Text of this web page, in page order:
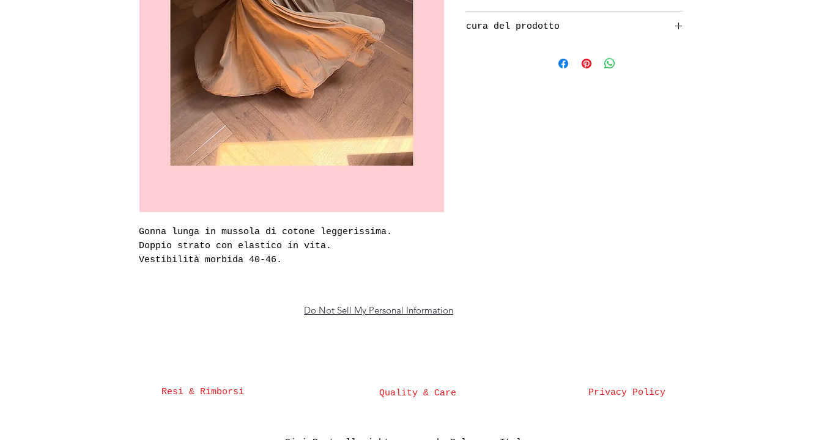
Gonna lunga in mussola di cotone leggerissima.
Doppio strato con elastico in vita.
Vestibilità morbida 40-46.
cura del prodotto
Do Not Sell My Personal Information
Resi & Rimborsi Quality & Care Privacy Policy